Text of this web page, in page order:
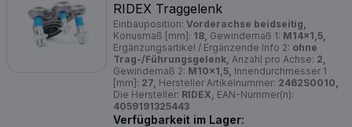
RIDEX Traggelenk
Einbauposition: Vorderachse beidseitig,
Konusmaß [mm]: 18, Gewindemaß 1: M14x1,5,
Ergänzungsartikel / Ergänzende Info 2: ohne
Trag-/Führungsgelenk, Anzahl pro Achse: 2,
Gewindemaß 2: M10x1,5, Innendurchmesser 1
[mm]: 27, Hersteller Artikelnummer: 2462S0010,
Die Hersteller: RIDEX, EAN-Nummer(n):
4059191325443
Verfügbarkeit im Lager: